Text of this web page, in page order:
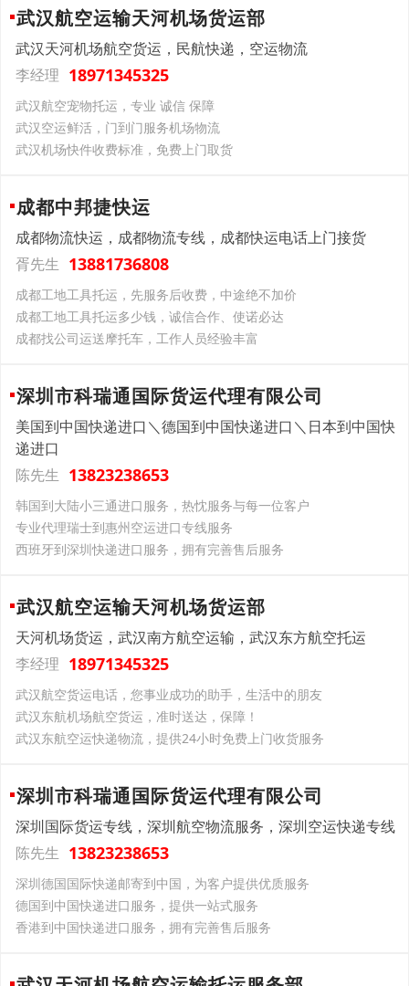
武汉航空运输天河机场货运部
武汉天河机场航空货运，民航快递，空运物流
李经理 18971345325
武汉航空宠物托运，专业 诚信 保障
武汉空运鲜活，门到门服务机场物流
武汉机场快件收费标准，免费上门取货
成都中邦捷快运
成都物流快运，成都物流专线，成都快运电话上门接货
胥先生 13881736808
成都工地工具托运，先服务后收费，中途绝不加价
成都工地工具托运多少钱，诚信合作、使诺必达
成都找公司运送摩托车，工作人员经验丰富
深圳市科瑞通国际货运代理有限公司
美国到中国快递进口＼德国到中国快递进口＼日本到中国快
递进口
陈先生 13823238653
韩国到大陆小三通进口服务，热忱服务与每一位客户
专业代理瑞士到惠州空运进口专线服务
西班牙到深圳快递进口服务，拥有完善售后服务
武汉航空运输天河机场货运部
天河机场货运，武汉南方航空运输，武汉东方航空托运
李经理 18971345325
武汉航空货运电话，您事业成功的助手，生活中的朋友
武汉东航机场航空货运，准时送达，保障！
武汉东航空运快递物流，提供24小时免费上门收货服务
深圳市科瑞通国际货运代理有限公司
深圳国际货运专线，深圳航空物流服务，深圳空运快递专线
陈先生 13823238653
深圳德国国际快递邮寄到中国，为客户提供优质服务
德国到中国快递进口服务，提供一站式服务
香港到中国快递进口服务，拥有完善售后服务